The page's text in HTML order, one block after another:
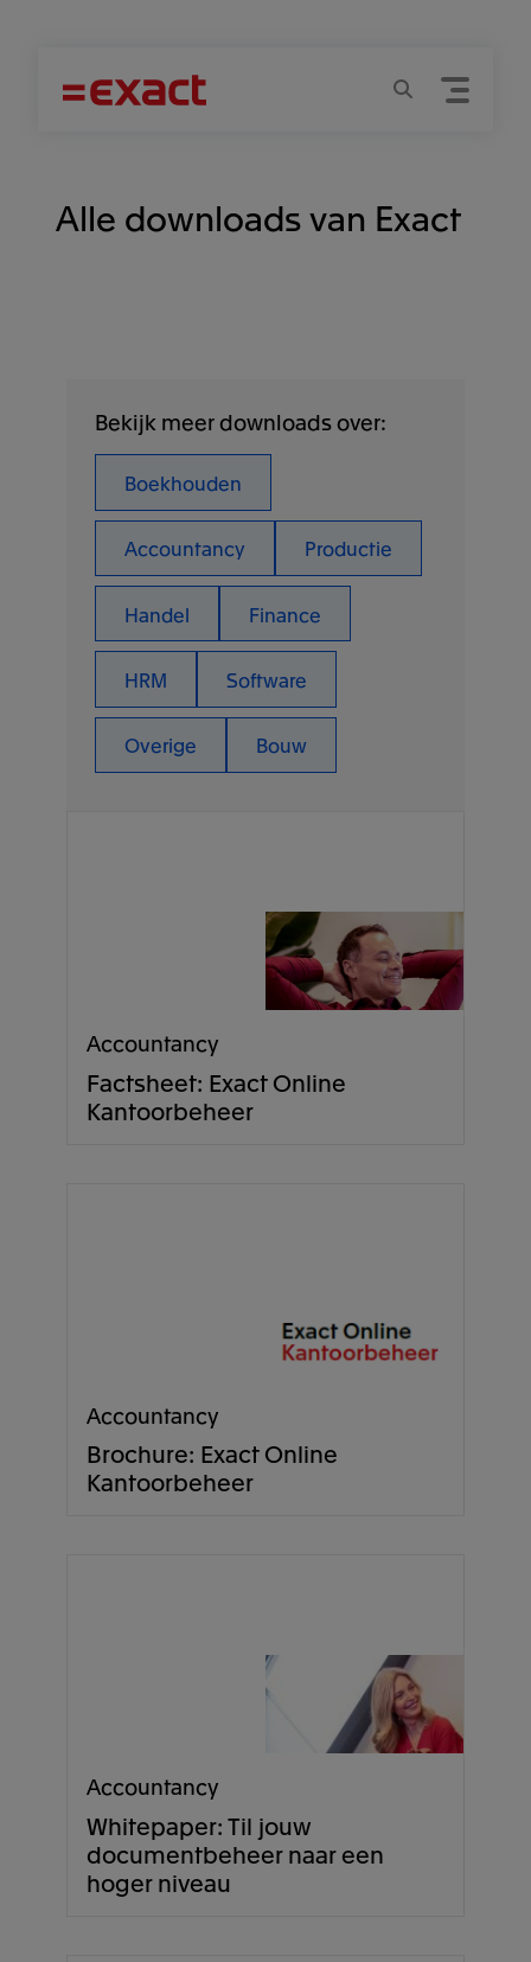
Menu
Zoeken
Alle downloads van Exact
Bekijk meer downloads over:
Boekhouden
Accountancy Productie
Handel Finance
HRM Software
Overige Bouw
Accountancy
Factsheet: Exact Online
Kantoorbeheer
Accountancy
Brochure: Exact Online
Kantoorbeheer
Accountancy
Whitepaper: Til jouw
documentbeheer naar een
hoger niveau